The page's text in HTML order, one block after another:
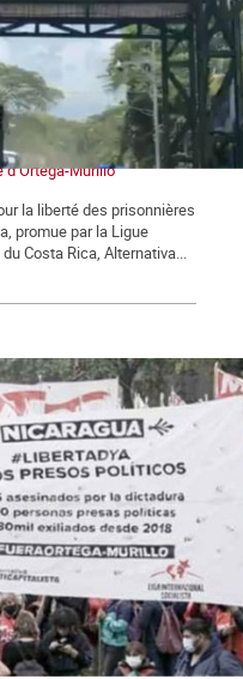
Commission
Murillo
la liberté des prisonnières
promue par la Ligue
Costa Rica, Alternativa...
pourrait être, ce que c’est